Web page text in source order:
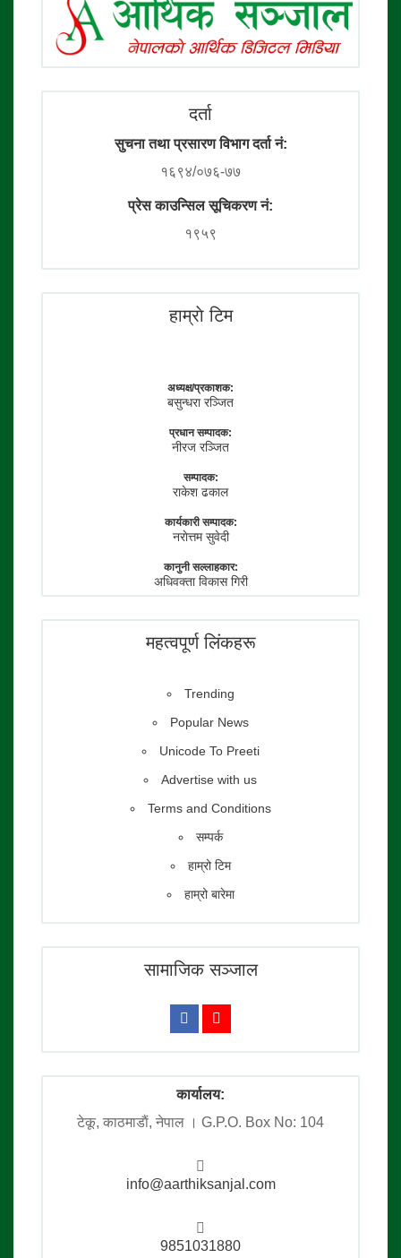
दर्ता
सुचना तथा प्रसारण विभाग दर्ता नं:
१६९४/०७६-७७
प्रेस काउन्सिल सूचिकरण नं:
१९५९
हाम्राे टिम
अध्यक्ष/प्रकाशक:
बसुन्धरा रञ्जित
प्रधान सम्पादक:
नीरज रञ्जित
सम्पादक:
राकेश ढकाल
कार्यकारी सम्पादक:
नराेत्तम सुवेदी
कानुनी सल्लाहकार:
अधिवक्ता विकास गिरी
महत्वपूर्ण लिंकहरू
Trending
Popular News
Unicode To Preeti
Advertise with us
Terms and Conditions
सम्पर्क
हाम्रो टिम
हाम्रो बारेमा
सामाजिक सञ्जाल
कार्यालय:
टेकू, काठमाडाैं, नेपाल । G.P.O. Box No: 104
info@aarthiksanjal.com
9851031880